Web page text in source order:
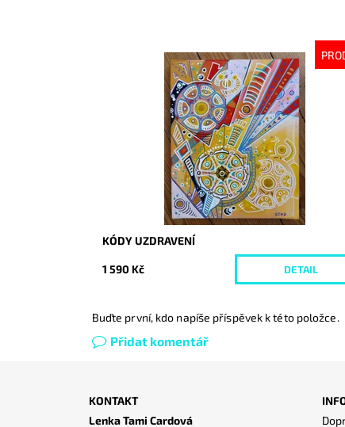
Vyprodáno
4532
KÓDY UZDRAVENÍ
1 590 Kč DETAIL
Buďte první, kdo napíše příspěvek k této položce.
Přidat komentář
KONTAKT
Lenka Tami Cardová